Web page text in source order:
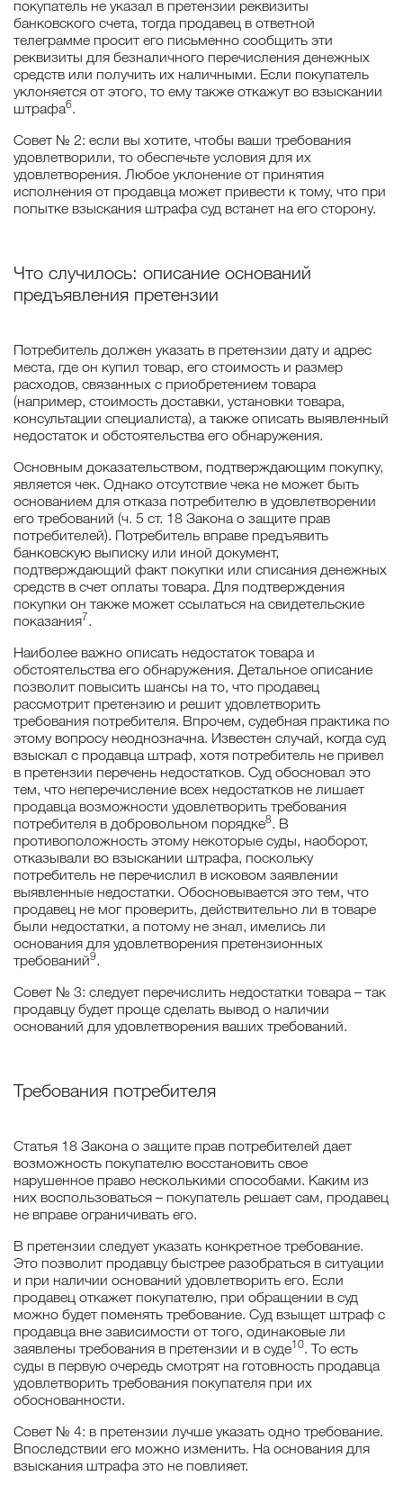
покупатель не указал в претензии реквизиты
банковского счета, тогда продавец в ответной
телеграмме просит его письменно сообщить эти
реквизиты для безналичного перечисления денежных
средств или получить их наличными. Если покупатель
уклоняется от этого, то ему также откажут во взыскании
штрафа6.
Совет № 2: если вы хотите, чтобы ваши требования
удовлетворили, то обеспечьте условия для их
удовлетворения. Любое уклонение от принятия
исполнения от продавца может привести к тому, что при
попытке взыскания штрафа суд встанет на его сторону.
Что случилось: описание оснований
предъявления претензии
Потребитель должен указать в претензии дату и адрес
места, где он купил товар, его стоимость и размер
расходов, связанных с приобретением товара
(например, стоимость доставки, установки товара,
консультации специалиста), а также описать выявленный
недостаток и обстоятельства его обнаружения.
Основным доказательством, подтверждающим покупку,
является чек. Однако отсутствие чека не может быть
основанием для отказа потребителю в удовлетворении
его требований (ч. 5 ст. 18 Закона о защите прав
потребителей). Потребитель вправе предъявить
банковскую выписку или иной документ,
подтверждающий факт покупки или списания денежных
средств в счет оплаты товара. Для подтверждения
покупки он также может ссылаться на свидетельские
показания7.
Наиболее важно описать недостаток товара и
обстоятельства его обнаружения. Детальное описание
позволит повысить шансы на то, что продавец
рассмотрит претензию и решит удовлетворить
требования потребителя. Впрочем, судебная практика по
этому вопросу неоднозначна. Известен случай, когда суд
взыскал с продавца штраф, хотя потребитель не привел
в претензии перечень недостатков. Суд обосновал это
тем, что неперечисление всех недостатков не лишает
продавца возможности удовлетворить требования
потребителя в добровольном порядке8. В
противоположность этому некоторые суды, наоборот,
отказывали во взыскании штрафа, поскольку
потребитель не перечислил в исковом заявлении
выявленные недостатки. Обосновывается это тем, что
продавец не мог проверить, действительно ли в товаре
были недостатки, а потому не знал, имелись ли
основания для удовлетворения претензионных
требований9.
Совет № 3: следует перечислить недостатки товара – так
продавцу будет проще сделать вывод о наличии
оснований для удовлетворения ваших требований.
Требования потребителя
Статья 18 Закона о защите прав потребителей дает
возможность покупателю восстановить свое
нарушенное право несколькими способами. Каким из
них воспользоваться – покупатель решает сам, продавец
не вправе ограничивать его.
В претензии следует указать конкретное требование.
Это позволит продавцу быстрее разобраться в ситуации
и при наличии оснований удовлетворить его. Если
продавец откажет покупателю, при обращении в суд
можно будет поменять требование. Суд взыщет штраф с
продавца вне зависимости от того, одинаковые ли
заявлены требования в претензии и в суде10. То есть
суды в первую очередь смотрят на готовность продавца
удовлетворить требования покупателя при их
обоснованности.
Совет № 4: в претензии лучше указать одно требование.
Впоследствии его можно изменить. На основания для
взыскания штрафа это не повлияет.